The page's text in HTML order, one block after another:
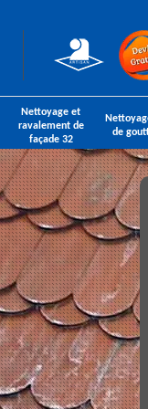
Nettoyage et
ravalement de
façade 32
de